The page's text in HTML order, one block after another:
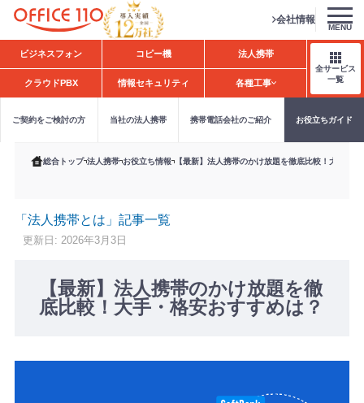
H
o
会社情報
MENU
ビジネスフォン コピー機 法人携帯
クラウドPBX 情報セキュリティ 各種工事
全サービス
一覧
ご契約をご検討の方 当社の法人携帯 携帯電話会社のご紹介 お役立ちガイド
総合トップ 法人携帯 お役立ち情報 【最新】法人携帯のかけ放題を徹底比較！大手・格
「法人携帯とは」記事一覧
更新日: 2026年3月3日
【最新】法人携帯のかけ放題を徹
底比較！大手・格安おすすめは？